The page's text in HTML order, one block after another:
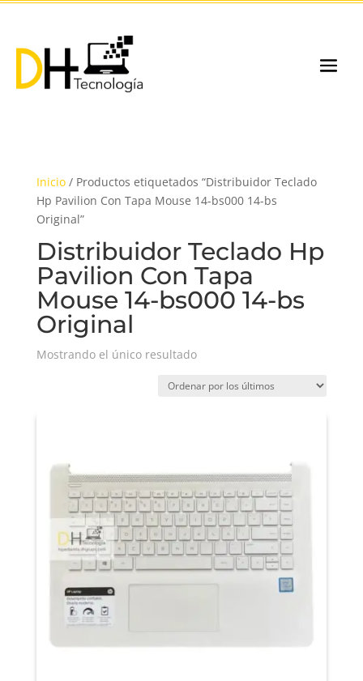
Inicio/ Productos etiquetados “Distribuidor Teclado
Hp Pavilion Con Tapa Mouse 14-bs000 14-bs
Original”
Distribuidor Teclado Hp
Pavilion Con Tapa
Mouse 14-bs000 14-bs
Original
Mostrando el único resultado